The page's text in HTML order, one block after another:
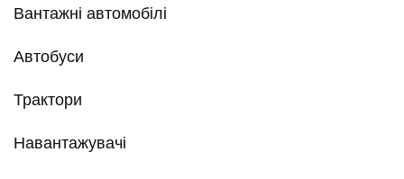
Вантажні автомобілі
Автобуси
Трактори
Навантажувачі